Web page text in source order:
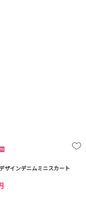
ザインデニムミニスカート